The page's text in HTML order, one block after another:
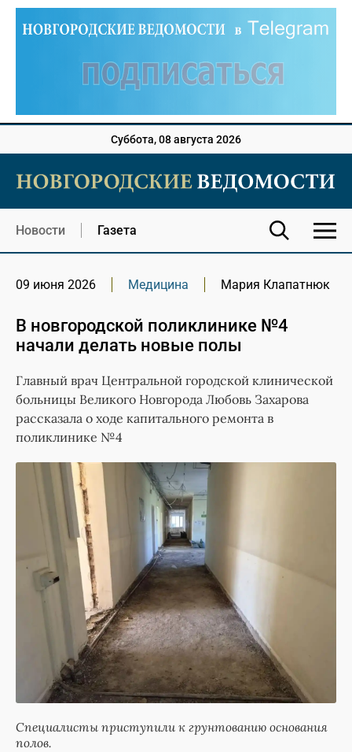
Суббота, 08 августа 2026
Новости Газета
09 июня 2026 Медицина Мария Клапатнюк
В новгородской поликлинике №4
начали делать новые полы
Главный врач Центральной городской клинической
больницы Великого Новгорода Любовь Захарова
рассказала о ходе капитального ремонта в
поликлинике №4
Специалисты приступили к грунтованию основания
полов.